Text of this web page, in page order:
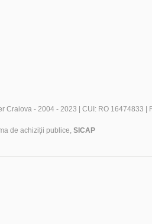
Craiova - 2004 - 2023 | CUI: RO 16474833 |
de achiziții publice, SICAP